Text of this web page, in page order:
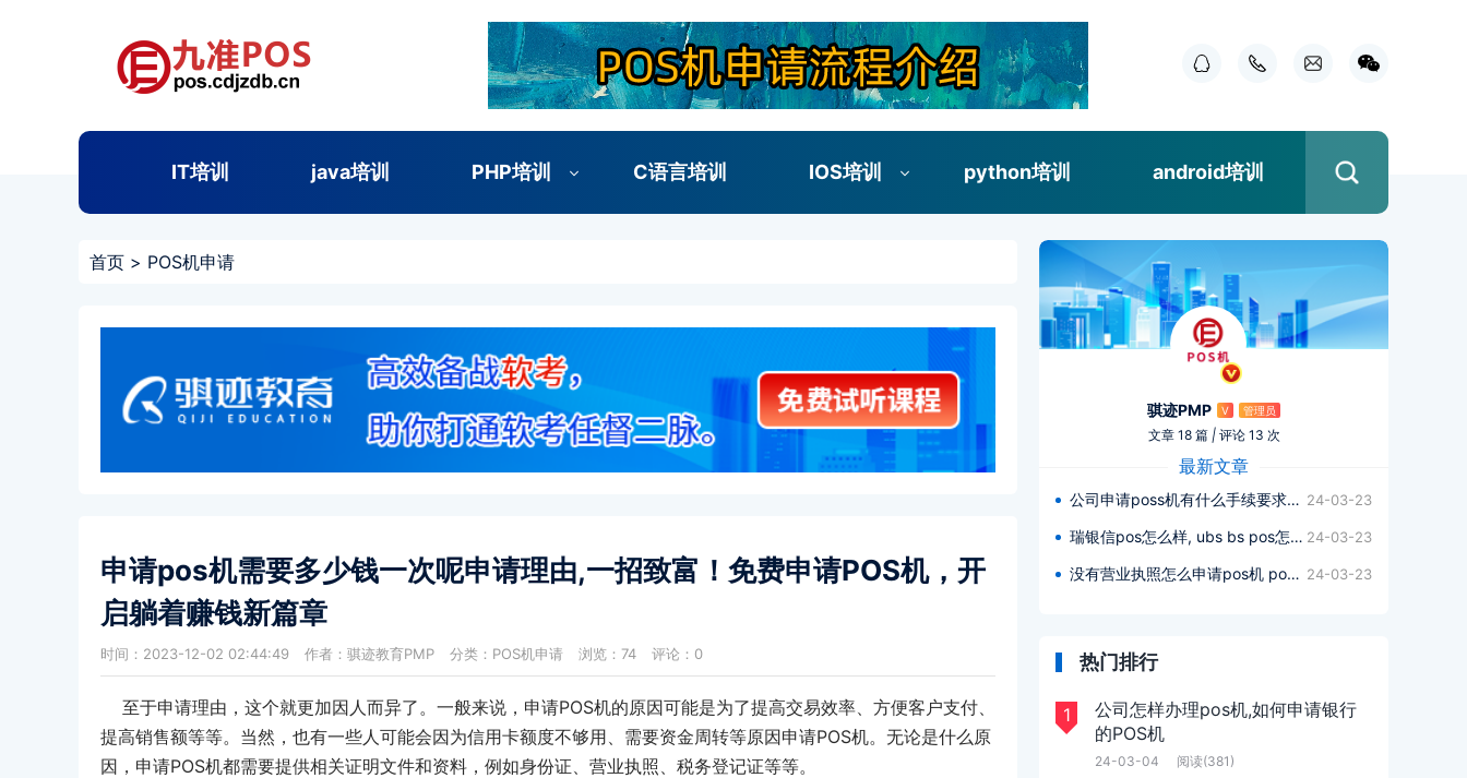
IT培训 java培训 PHP培训 C语言培训 IOS培训 python培训 android培训
首页 > POS机申请
申请pos机需要多少钱一次呢申请理由,一招致富！免费申请POS机，开
启躺着赚钱新篇章
时间：2023-12-02 02:44:49 作者：骐迹教育PMP 分类： POS机申请 浏览：74 评论：0
至于申请理由，这个就更加因人而异了。一般来说，申请POS机的原因可能是为了提高交易效率、方便客户支付、
提高销售额等等。当然，也有一些人可能会因为信用卡额度不够用、需要资金周转等原因申请POS机。无论是什么原
因，申请POS机都需要提供相关证明文件和资料，例如身份证、营业执照、税务登记证等等。
骐迹PMP V 管理员
文章 18 篇 |评论 13 次
最新文章
公司申请poss机有什么手续要求嘛多少钱,公司申请poss机办理什么手续要求多少钱? 24-03-23
瑞银信pos怎么样, ubs bs pos怎么样? 24-03-23
没有营业执照怎么申请pos机 pos申请呢,没有营业执照pos机如何申请pos ? 24-03-23
热门排行
1
公司怎样办理pos机,如何申请银行
的POS机
24-03-04 阅读(381)